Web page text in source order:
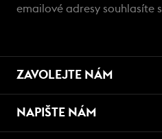
emailové adresy souhlasíte s
ZAVOLEJTE NÁM
NAPIŠTE NÁM